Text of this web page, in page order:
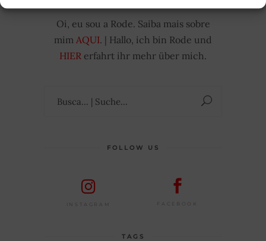
Oi, eu sou a Rode. Saiba mais sobre
mim AQUI. | Hallo, ich bin Rode und
HIER erfahrt ihr mehr über mich.
FOLLOW US
INSTAGRAM FACEBOOK
TAGS